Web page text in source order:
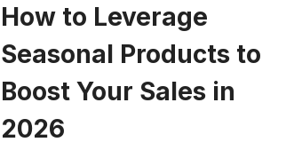
How to Leverage
Seasonal Products to
Boost Your Sales in
2026